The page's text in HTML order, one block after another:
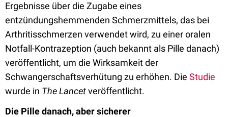
Ergebnisse über die Zugabe eines
entzündungshemmenden Schmerzmittels, das bei
Arthritisschmerzen verwendet wird, zu einer oralen
Notfall-Kontrazeption (auch bekannt als Pille danach)
veröffentlicht, um die Wirksamkeit der
Schwangerschaftsverhütung zu erhöhen. Die Studie
wurde in The Lancetveröffentlicht.
Die Pille danach, aber sicherer